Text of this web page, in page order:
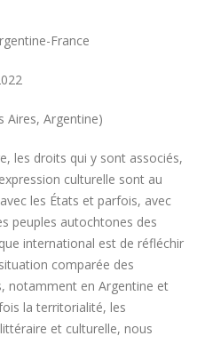
France
Aires, Argentine)
les droits qui y sont associés,
culturelle sont au
les États et parfois, avec
peuples autochtones des
international est de réfléchir
comparée des
notamment en Argentine et
la territorialité, les
et culturelle, nous